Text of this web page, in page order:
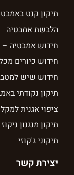
תיקון קנט
הלבשת אמבטיה
חידוש אמבטיה –
חידוש כיורים
חידוש שיש
תיקון נקודתי
ציפוי אגנית
תיקון מנגנון
תיקוני ג'קוזי
יצירת קשר